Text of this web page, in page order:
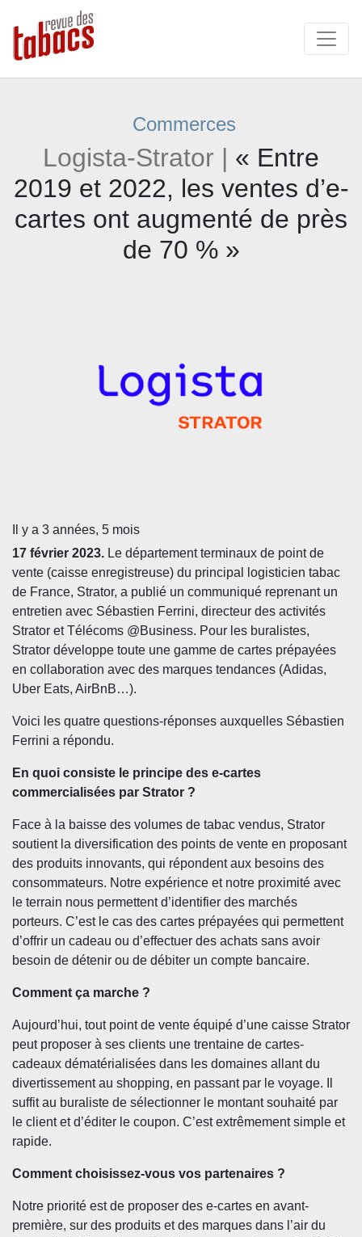
Commerces
Logista-Strator | « Entre
2019 et 2022, les ventes d’e-
cartes ont augmenté de près
de 70 % »
Il y a 3 années, 5 mois
17 février 2023. Le département terminaux de point de
vente (caisse enregistreuse) du principal logisticien tabac
de France, Strator, a publié un communiqué reprenant un
entretien avec Sébastien Ferrini, directeur des activités
Strator et Télécoms @Business. Pour les buralistes,
Strator développe toute une gamme de cartes prépayées
en collaboration avec des marques tendances (Adidas,
Uber Eats, AirBnB…).
Voici les quatre questions-réponses auxquelles Sébastien
Ferrini a répondu.
En quoi consiste le principe des e-cartes
commercialisées par Strator ?
Face à la baisse des volumes de tabac vendus, Strator
soutient la diversification des points de vente en proposant
des produits innovants, qui répondent aux besoins des
consommateurs. Notre expérience et notre proximité avec
le terrain nous permettent d’identifier des marchés
porteurs. C’est le cas des cartes prépayées qui permettent
d’offrir un cadeau ou d’effectuer des achats sans avoir
besoin de détenir ou de débiter un compte bancaire.
Comment ça marche ?
Aujourd’hui, tout point de vente équipé d’une caisse Strator
peut proposer à ses clients une trentaine de cartes-
cadeaux dématérialisées dans les domaines allant du
divertissement au shopping, en passant par le voyage. Il
suffit au buraliste de sélectionner le montant souhaité par
le client et d’éditer le coupon. C’est extrêmement simple et
rapide.
Comment choisissez-vous vos partenaires ?
Notre priorité est de proposer des e-cartes en avant-
première, sur des produits et des marques dans l’air du